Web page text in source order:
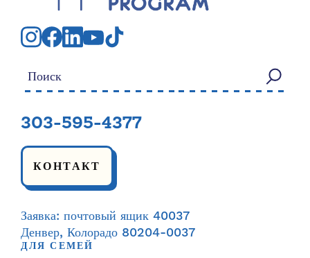
Искать:
303-595-4377
КОНТАКТ
Заявка: почтовый ящик 40037
Денвер, Колорадо 80204-0037
ДЛЯ СЕМЕЙ